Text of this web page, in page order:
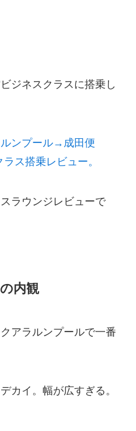
ジネスクラスに搭乗し
ンプール→成田便
ス搭乗レビュー。
ラウンジレビューで
内観
アラルンプールで一番
カイ。幅が広すぎる。